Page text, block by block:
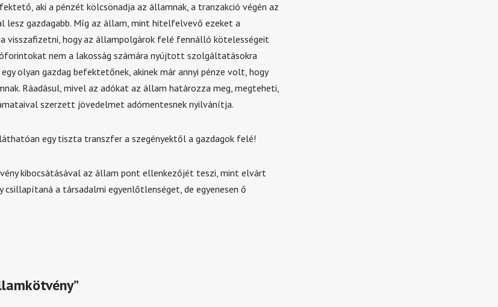
aki a pénzét kölcsönadja az államnak, a tranzakció végén az
lesz gazdagabb. Míg az állam, mint hitelfelvevő ezeket a
visszafizetni, hogy az állampolgárok felé fennálló kötelességeit
nem a lakosság számára nyújtott szolgáltatásokra
olyan gazdag befektetőnek, akinek már annyi pénze volt, hogy
Ráadásul, mivel az adókat az állam határozza meg, megteheti,
szerzett jövedelmet adómentesnek nyilvánítja.
egy tiszta transzfer a szegényektől a gazdagok felé!
kibocsátásával az állam pont ellenkezőjét teszi, mint elvárt
csillapítaná a társadalmi egyenlőtlenséget, de egyenesen ő